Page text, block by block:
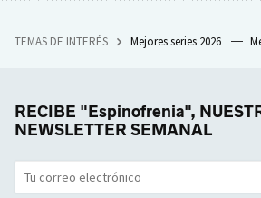
TEMAS DE INTERÉS Mejores series 2026
RECIBE "Espinofrenia",
NEWSLETTER SEMANAL